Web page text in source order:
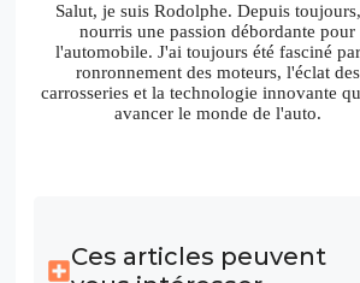
Salut, je suis Rodolphe. Depuis
nourris une passion débordante pour
l'automobile. J'ai toujours été fasciné
ronronnement des moteurs, l'éclat des
carrosseries et la technologie innovante
avancer le monde de l'auto.
Ces articles peuvent